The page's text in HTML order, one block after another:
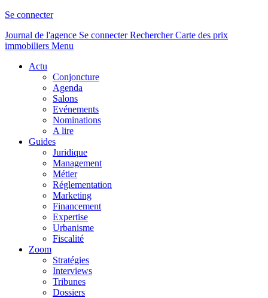
Se connecter
Journal de l'agence Se connecterRechercher Carte des prix
immobiliers Menu
Actu
Conjoncture
Agenda
Salons
Evénements
Nominations
A lire
Guides
Juridique
Management
Métier
Réglementation
Marketing
Financement
Expertise
Urbanisme
Fiscalité
Zoom
Stratégies
Interviews
Tribunes
Dossiers